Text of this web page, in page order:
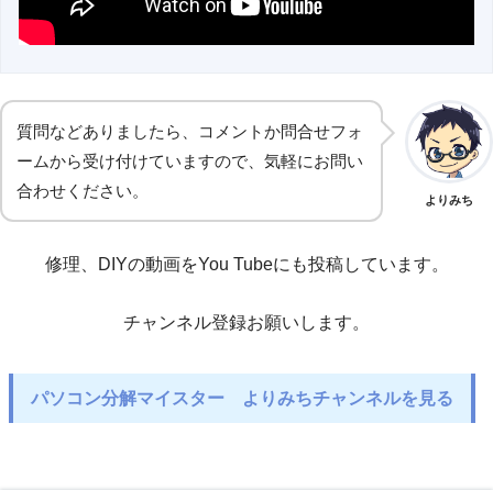
質問などありましたら、コメントか問合せフォ
ームから受け付けていますので、気軽にお問い
合わせください。
よりみち
修理、DIYの動画をYou Tubeにも投稿しています。
チャンネル登録お願いします。
パソコン分解マイスター よりみちチャンネルを見る